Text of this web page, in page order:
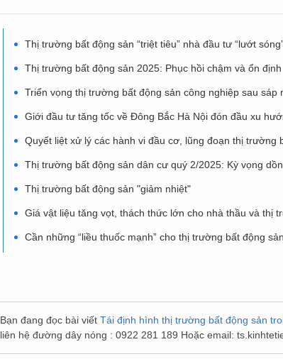
Thị trường bất động sản “triệt tiêu” nhà đầu tư “lướt
Thị trường bất động sản 2025: Phục hồi chậm và ổn định
Triển vọng thị trường bất động sản công nghiệp sau sáp
Giới đầu tư tăng tốc về Đông Bắc Hà Nội đón đầu xu
Quyết liệt xử lý các hành vi đầu cơ, lũng đoạn thị trường
Thị trường bất động sản dân cư quý 2/2025: Kỳ vọng
Thị trường bất động sản "giảm nhiệt"
Giá vật liệu tăng vọt, thách thức lớn cho nhà thầu và thị
Cần những “liều thuốc mạnh” cho thị trường bất động sản
Bạn đang đọc bài viết Tái định hình thị trường bất động sản
liên hệ đường dây nóng : 0922 281 189 Hoặc email: